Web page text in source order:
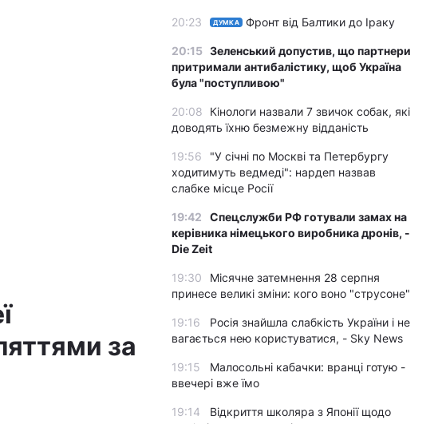
за
20:23 ДУМКА Фронт від Балтики до Іраку
20:15 Зеленський допустив, що партнери
притримали антибалістику, щоб Україна
була "поступливою"
20:08
Кінологи назвали 7 звичок собак, які
доводять їхню безмежну відданість
19:56
"У січні по Москві та Петербургу
ходитимуть ведмеді": нардеп назвав
слабке місце Росії
19:42
Спецслужби РФ готували замах на
керівника німецького виробника дронів, -
Die Zeit
19:30
Місячне затемнення 28 серпня
принесе великі зміни: кого воно "струсоне"
19:16
Росія знайшла слабкість України і не
вагається нею користуватися, - Sky News
19:15
Малосольні кабачки: вранці готую -
ввечері вже їмо
19:14
Відкриття школяра з Японії щодо